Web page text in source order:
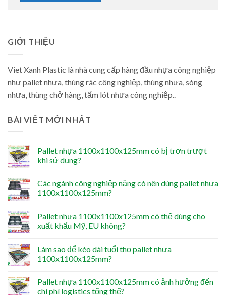
GIỚI THIỆU
Viet Xanh Plastic là nhà cung cấp hàng đầu nhựa công nghiệp
như pallet nhựa, thùng rác công nghiệp, thùng nhựa, sóng
nhựa, thùng chở hàng, tấm lót nhựa công nghiệp..
BÀI VIẾT MỚI NHẤT
Pallet nhựa 1100x1100x125mm có bị trơn trượt
khi sử dụng?
Các ngành công nghiệp nặng có nên dùng pallet nhựa
1100x1100x125mm?
Pallet nhựa 1100x1100x125mm có thể dùng cho
xuất khẩu Mỹ, EU không?
Làm sao để kéo dài tuổi thọ pallet nhựa
1100x1100x125mm?
Pallet nhựa 1100x1100x125mm có ảnh hưởng đến
chi phí logistics tổng thể?